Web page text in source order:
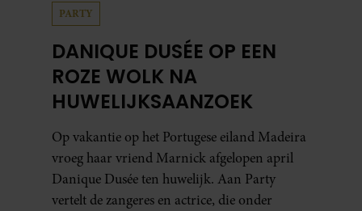
PARTY
DANIQUE DUSÉE OP EEN
ROZE WOLK NA
HUWELIJKSAANZOEK
Op vakantie op het Portugese eiland Madeira
vroeg haar vriend Marnick afgelopen april
Danique Dusée ten huwelijk. Aan Party
vertelt de zangeres en actrice, die onder